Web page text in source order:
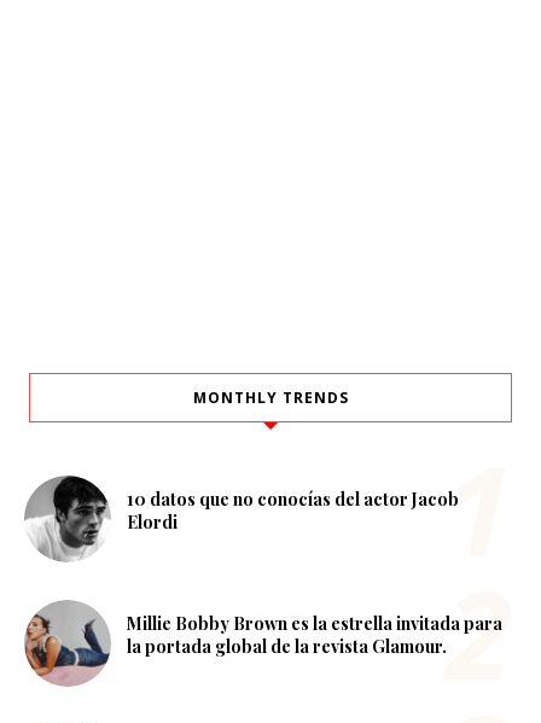
MONTHLY TRENDS
10 datos que no conocías del actor Jacob
Elordi
Millie Bobby Brown es la estrella invitada para
la portada global de la revista Glamour.